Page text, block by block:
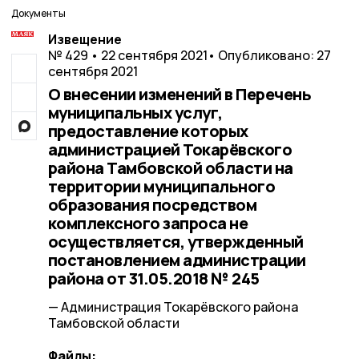
Документы
Извещение
№ 429 • 22 сентября 2021• Опубликовано: 27
сентября 2021
О внесении изменений в Перечень
муниципальных услуг,
предоставление которых
администрацией Токарёвского
района Тамбовской области на
территории муниципального
образования посредством
комплексного запроса не
осуществляется, утвержденный
постановлением администрации
района от 31.05.2018 № 245
— Администрация Токарёвского района
Тамбовской области